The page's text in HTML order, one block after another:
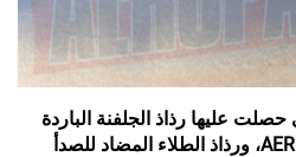
التي حصلت عليها رذاذ الجلفنة الباردة
عالي الزنك من شركة AEROPAK، ورذاذ الطلاء المضاد للصدأ